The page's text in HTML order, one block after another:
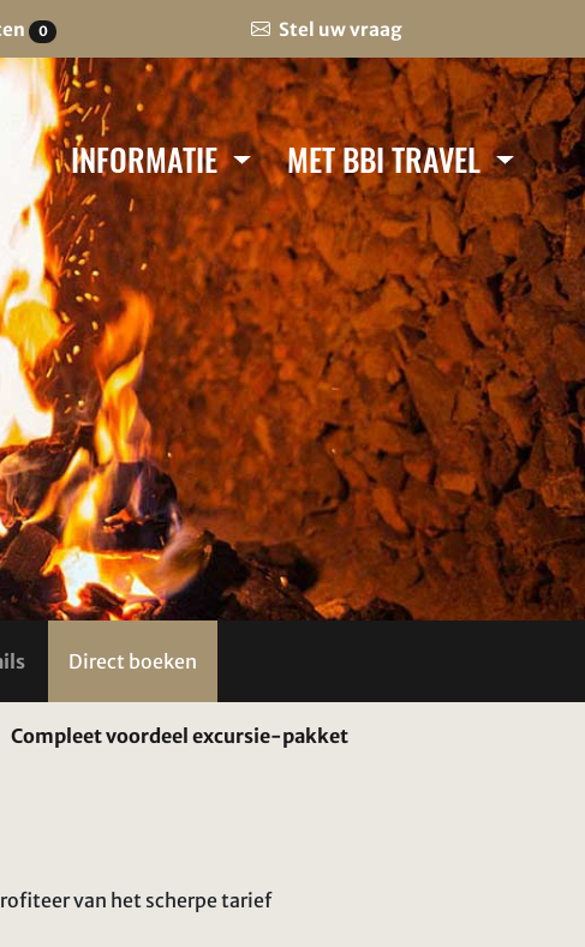
0 Stel uw vraag
INFORMATIE MET BBI TRAVEL
Direct boeken
Compleet voordeel excursie-pakket
van het scherpe tarief